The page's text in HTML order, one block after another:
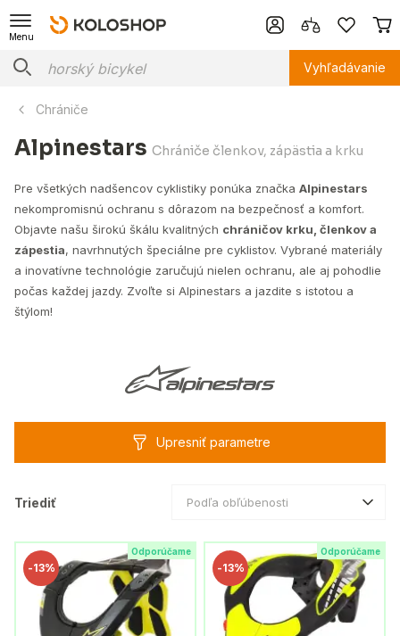
Menu
Vyhľadávanie
Chrániče
Alpinestars Chrániče členkov, zápästia a krku
Pre všetkých nadšencov cyklistiky ponúka značka Alpinestars
nekompromisnú ochranu s dôrazom na bezpečnosť a komfort.
Objavte našu širokú škálu kvalitných chráničov krku, členkov a
zápestia, navrhnutých špeciálne pre cyklistov. Vybrané materiály
a inovatívne technológie zaručujú nielen ochranu, ale aj pohodlie
počas každej jazdy. Zvoľte si Alpinestars a jazdite s istotou a
štýlom!
Upresniť parametre
Triediť Podľa obľúbenosti
Odporúčame
-13%
Odporúčame
-13%